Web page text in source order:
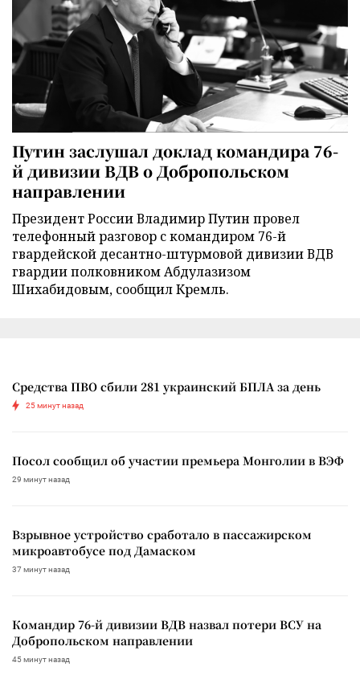
Путин заслушал доклад командира 76-
й дивизии ВДВ о Добропольском
направлении
Президент России Владимир Путин провел
телефонный разговор с командиром 76-й
гвардейской десантно-штурмовой дивизии ВДВ
гвардии полковником Абдулазизом
Шихабидовым, сообщил Кремль.
Средства ПВО сбили 281 украинский БПЛА за день
25 минут назад
Посол сообщил об участии премьера Монголии в ВЭФ
29 минут назад
Взрывное устройство сработало в пассажирском
микроавтобусе под Дамаском
37 минут назад
Командир 76-й дивизии ВДВ назвал потери ВСУ на
Добропольском направлении
45 минут назад